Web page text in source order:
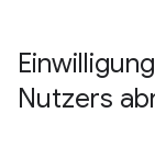
Nutzers